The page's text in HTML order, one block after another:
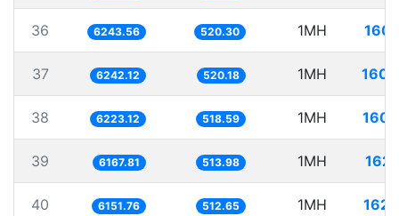
36 6243.56 520.30 1MH
37 6242.12 520.18 1MH
38 6223.12 518.59 1MH
39 6167.81 513.98 1MH
40 6151.76 512.65 1MH